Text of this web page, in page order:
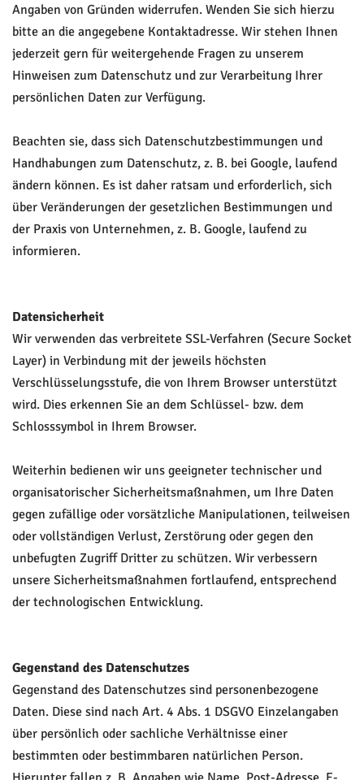
Angaben von Gründen widerrufen. Wenden Sie sich hierzu
bitte an die angegebene Kontaktadresse. Wir stehen Ihnen
jederzeit gern für weitergehende Fragen zu unserem
Hinweisen zum Datenschutz und zur Verarbeitung Ihrer
persönlichen Daten zur Verfügung.
Beachten sie, dass sich Datenschutzbestimmungen und
Handhabungen zum Datenschutz, z. B. bei Google, laufend
ändern können. Es ist daher ratsam und erforderlich, sich
über Veränderungen der gesetzlichen Bestimmungen und
der Praxis von Unternehmen, z. B. Google, laufend zu
informieren.
Datensicherheit
Wir verwenden das verbreitete SSL-Verfahren (Secure Socket
Layer) in Verbindung mit der jeweils höchsten
Verschlüsselungsstufe, die von Ihrem Browser unterstützt
wird. Dies erkennen Sie an dem Schlüssel- bzw. dem
Schlosssymbol in Ihrem Browser.
Weiterhin bedienen wir uns geeigneter technischer und
organisatorischer Sicherheitsmaßnahmen, um Ihre Daten
gegen zufällige oder vorsätzliche Manipulationen, teilweisen
oder vollständigen Verlust, Zerstörung oder gegen den
unbefugten Zugriff Dritter zu schützen. Wir verbessern
unsere Sicherheitsmaßnahmen fortlaufend, entsprechend
der technologischen Entwicklung.
Gegenstand des Datenschutzes
Gegenstand des Datenschutzes sind personenbezogene
Daten. Diese sind nach Art. 4 Abs. 1 DSGVO Einzelangaben
über persönlich oder sachliche Verhältnisse einer
bestimmten oder bestimmbaren natürlichen Person.